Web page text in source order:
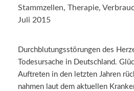
Stammzellen, Therapie,
Juli 2015
Durchblutungsstörungen des
Todesursache in Deutschland.
Auftreten in den letzten Jahren
nahmen laut dem aktuellen